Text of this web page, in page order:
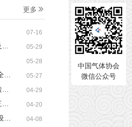
中国气体协会
微信公众号
会议在中山召开
更多
07-16
05-29
05-28
05-27
04-29
04-20
04-08